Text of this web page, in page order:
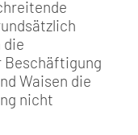
die
Beschäftigung
Waisen die
nicht